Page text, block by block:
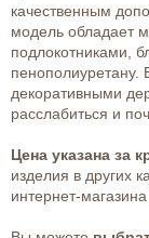
качественным
модель обладает
подлокотниками,
декоративными
расслабиться и
Цена указана за
изделия в других
интернет-